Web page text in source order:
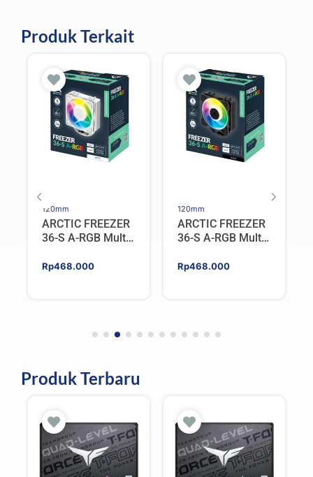
Produk Terkait
120mm
ARCTIC FREEZER
36-S A-RGB Multi
CPU Cooler –
Rp468.000
120mm
ARCTIC FREEZER
36-S A-RGB Multi
CPU Cooler –
Rp468.000
Produk Terbaru